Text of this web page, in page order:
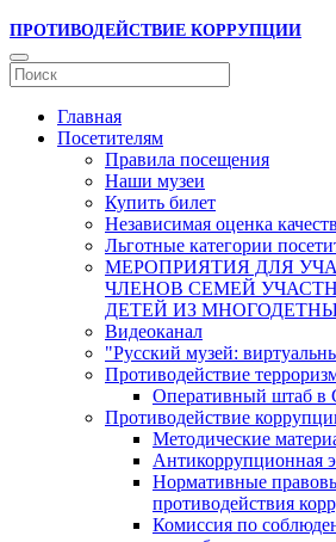
ПРОТИВОДЕЙСТВИЕ КОРРУПЦИИ
Главная
Посетителям
Правила посещения
Наши музеи
Купить билет
Независимая оценка
Льготные категории
МЕРОПРИЯТИЯ ДЛЯ
ЧЛЕНОВ СЕМЕЙ
ДЕТЕЙ ИЗ
Видеоканал
"Русский музей:
Противодействие
Оперативный штаб в
Противодействие
Методические
Антикоррупционная
Нормативные
противодействия
Комиссия по